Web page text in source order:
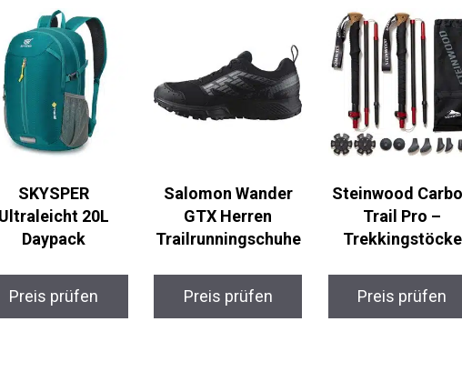
SKYSPER
Ultraleicht 20L
Daypack
Preis prüfen
Salomon Wander
GTX Herren
Trailrunningschuhe
Preis prüfen
Steinwood Carbon
Trail Pro –
Trekkingstöcke
Preis prüfen